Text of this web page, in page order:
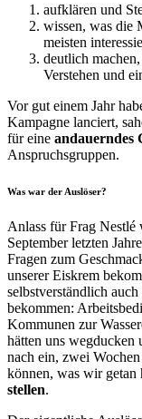
aufklären und
wissen, was die
meisten
deutlich
Verstehen und
Vor gut einem Jahr
Kampagne lanciert,
für eine andauerndes
Anspruchsgruppen.
Was war der Auslöser?
Anlass für Frag
September letzten
Fragen zum
unserer Eiskrem
selbstverständlich
bekommen:
Kommunen zur
hätten uns wegducken
nach ein, zwei
können, was wir getan
stellen.